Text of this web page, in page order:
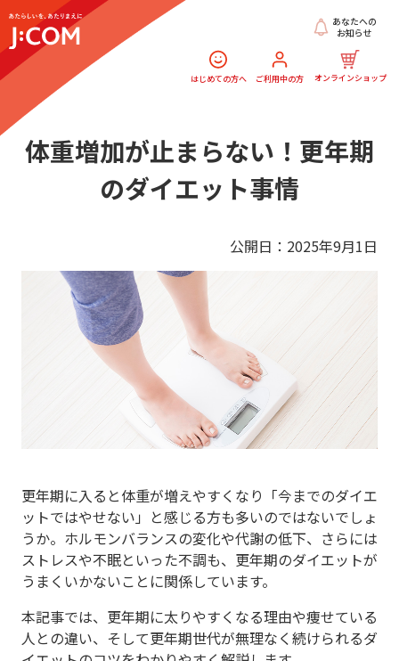
はじめての方へ ご利用中の方 オンラインショップ
あなたへの
お知らせ
体重増加が止まらない！更年期
のダイエット事情
公開日：2025年9月1日
更年期に入ると体重が増えやすくなり「今までのダイエ
ットではやせない」と感じる方も多いのではないでしょ
うか。ホルモンバランスの変化や代謝の低下、さらには
ストレスや不眠といった不調も、更年期のダイエットが
うまくいかないことに関係しています。
本記事では、更年期に太りやすくなる理由や痩せている
人との違い、そして更年期世代が無理なく続けられるダ